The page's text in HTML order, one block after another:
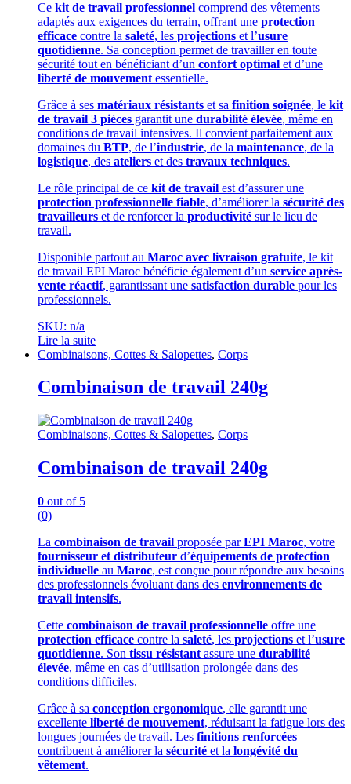
Ce kit de travail professionnel comprend des vêtements
adaptés aux exigences du terrain, offrant une protection
efficace contre la saleté, les projections et l’usure
quotidienne. Sa conception permet de travailler en toute
sécurité tout en bénéficiant d’un confort optimal et d’une
liberté de mouvement essentielle.
Grâce à ses matériaux résistants et sa finition soignée, le kit
de travail 3 pièces garantit une durabilité élevée, même en
conditions de travail intensives. Il convient parfaitement aux
domaines du BTP, de l’industrie, de la maintenance, de la
logistique, des ateliers et des travaux techniques.
Le rôle principal de ce kit de travail est d’assurer une
protection professionnelle fiable, d’améliorer la sécurité des
travailleurs et de renforcer la productivité sur le lieu de
travail.
Disponible partout au Maroc avec livraison gratuite, le kit
de travail EPI Maroc bénéficie également d’un service après-
vente réactif, garantissant une satisfaction durable pour les
professionnels.
SKU: n/a
Lire la suite
Combinaisons, Cottes & Salopettes, Corps
Combinaison de travail 240g
Combinaisons, Cottes & Salopettes, Corps
Combinaison de travail 240g
0 out of 5
(0)
La combinaison de travail proposée parEPI Maroc, votre
fournisseur et distributeur d’équipements de protection
individuelle au Maroc, est conçue pour répondre aux besoins
des professionnels évoluant dans des environnements de
travail intensifs.
Cette combinaison de travail professionnelle offre une
protection efficace contre la saleté, les projections et l’usure
quotidienne. Son tissu résistant assure une durabilité
élevée, même en cas d’utilisation prolongée dans des
conditions difficiles.
Grâce à sa conception ergonomique, elle garantit une
excellente liberté de mouvement, réduisant la fatigue lors des
longues journées de travail. Les finitions renforcées
contribuent à améliorer la sécurité et la longévité du
vêtement.